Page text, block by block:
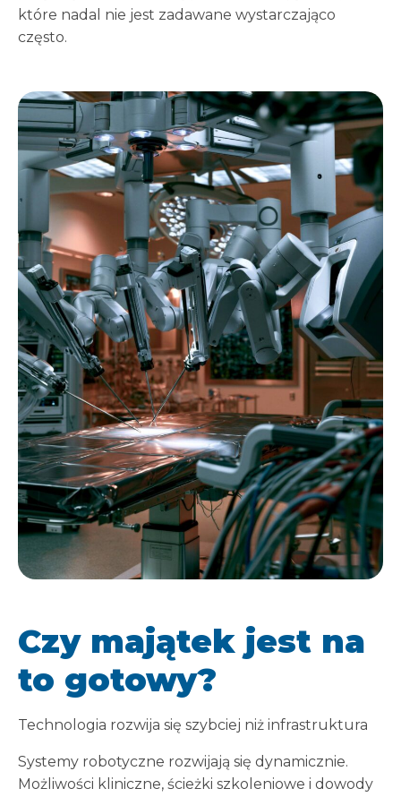
które nadal nie jest zadawane wystarczająco
często.
Czy majątek jest na
to gotowy?
Technologia rozwija się szybciej niż infrastruktura
Systemy robotyczne rozwijają się dynamicznie.
Możliwości kliniczne, ścieżki szkoleniowe i dowody